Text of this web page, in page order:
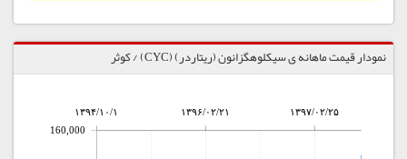
نمودار قیمت ماهانه ی سیکلوهگزانون (ریتاردر) (CYC) / کوثر
۱۳۹۴/۱۰/۱ ۱۳۹۶/۰۲/۲۱ ۱۳۹۷/۰۲/۲۵
160,000